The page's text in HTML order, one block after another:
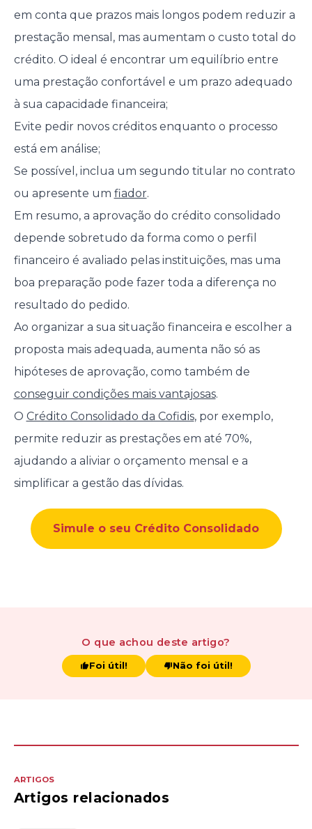
em conta que prazos mais longos podem reduzir a
prestação mensal, mas aumentam o custo total do
crédito. O ideal é encontrar um equilíbrio entre
uma prestação confortável e um prazo adequado
à sua capacidade financeira;
Evite pedir novos créditos enquanto o processo
está em análise;
Se possível, inclua um segundo titular no contrato
ou apresente um fiador.
Em resumo, a aprovação do crédito consolidado
depende sobretudo da forma como o perfil
financeiro é avaliado pelas instituições, mas uma
boa preparação pode fazer toda a diferença no
resultado do pedido.
Ao organizar a sua situação financeira e escolher a
proposta mais adequada, aumenta não só as
hipóteses de aprovação, como também de
conseguir condições mais vantajosas.
O Crédito Consolidado da Cofidis, por exemplo,
permite reduzir as prestações em até 70%,
ajudando a aliviar o orçamento mensal e a
simplificar a gestão das dívidas.
Simule o seu Crédito Consolidado
O que achou deste artigo?
Foi útil! Não foi útil!
ARTIGOS
Artigos relacionados